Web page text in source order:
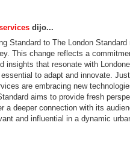
dijo...
Standard to The London
This change reflects a
insights that resonate with
to adapt and innovate.
are embracing new
aims to provide fresh
a deeper connection with its
and influential in a dynamic